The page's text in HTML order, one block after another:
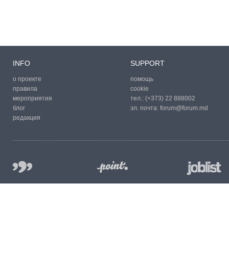
INFO
о проекте
правила
мероприятия
блог
редакция
SUPPORT
помощь
cookie
тел.: (+373) 22 888002
эл. почта: forum@forum.md